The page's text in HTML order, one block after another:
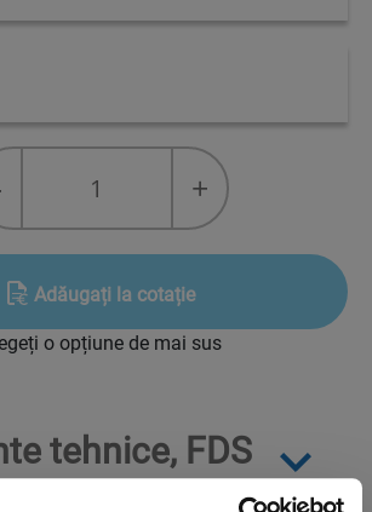
+
Adăugați la cotație
o opțiune de mai sus
tehnice, FDS